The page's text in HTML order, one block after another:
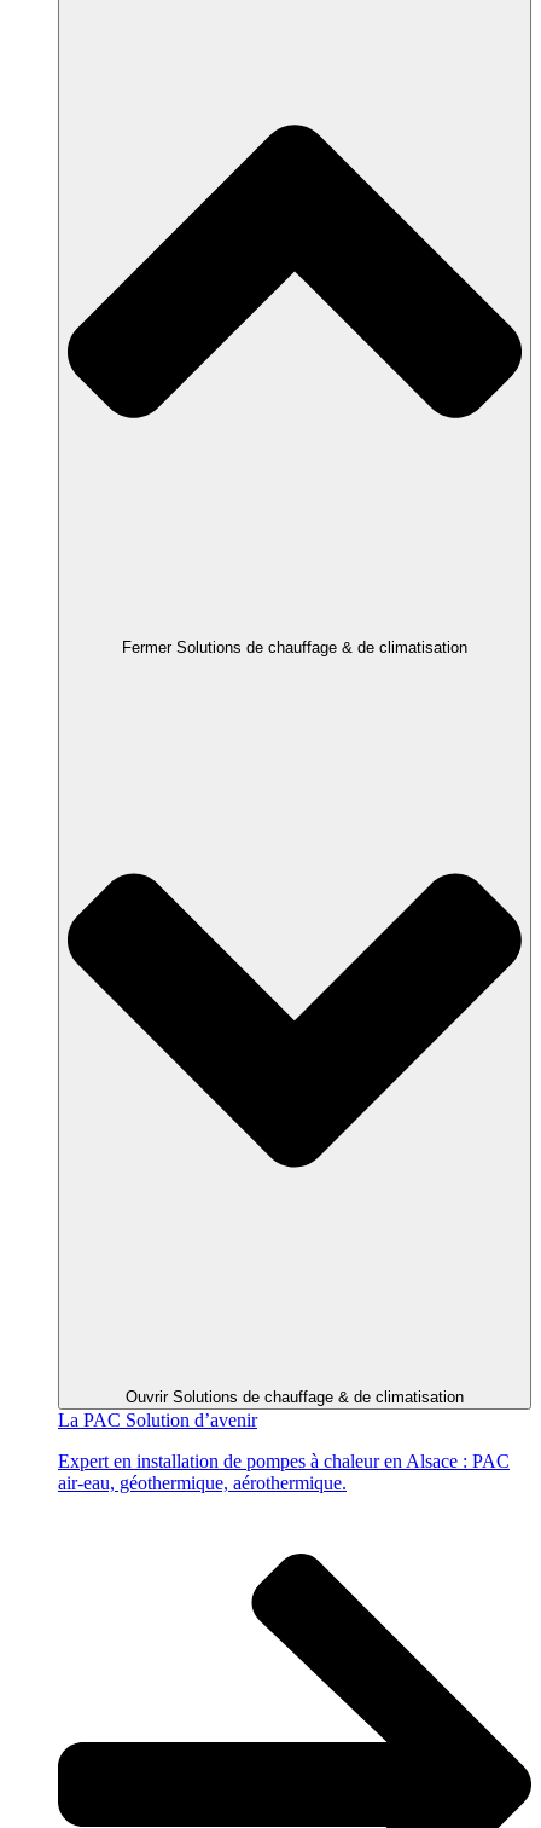
Fermer Solutions de chauffage & de climatisation
Ouvrir Solutions de chauffage & de climatisation
La PAC Solution d’avenir
Expert en installation de pompes à chaleur en Alsace : PAC
air-eau, géothermique, aérothermique.